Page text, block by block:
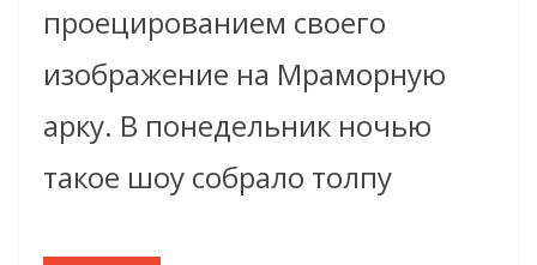
проецированием своего
изображение на Мраморную
арку. В понедельник ночью
такое шоу собрало толпу